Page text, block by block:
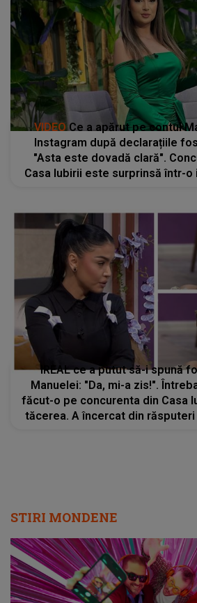
VIDEO Ce a apărut pe contul
Instagram după declarațiile
"Asta este dovadă clară".
Casa Iubirii este surprinsă într-
IREAL ce a putut să-i spună
Manuelei: "Da, mi-a zis!".
făcut-o pe concurenta din Casa
tăcerea. A încercat din răsputeri
STIRI MONDENE